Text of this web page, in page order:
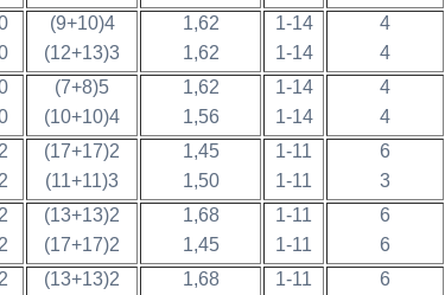
(9+10)4
(12+13)3
1,62
1,62
1-14
1-14
4
4
(7+8)5
(10+10)4
1,62
1,56
1-14
1-14
4
4
(17+17)2
(11+11)3
1,45
1,50
1-11
1-11
6
3
(13+13)2
(17+17)2
1,68
1,45
1-11
1-11
6
6
(13+13)2
1,68
1-11
6